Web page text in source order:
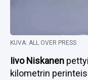
KUVA: ALL OVER PRESS
Iivo Niskanen
kilometrin